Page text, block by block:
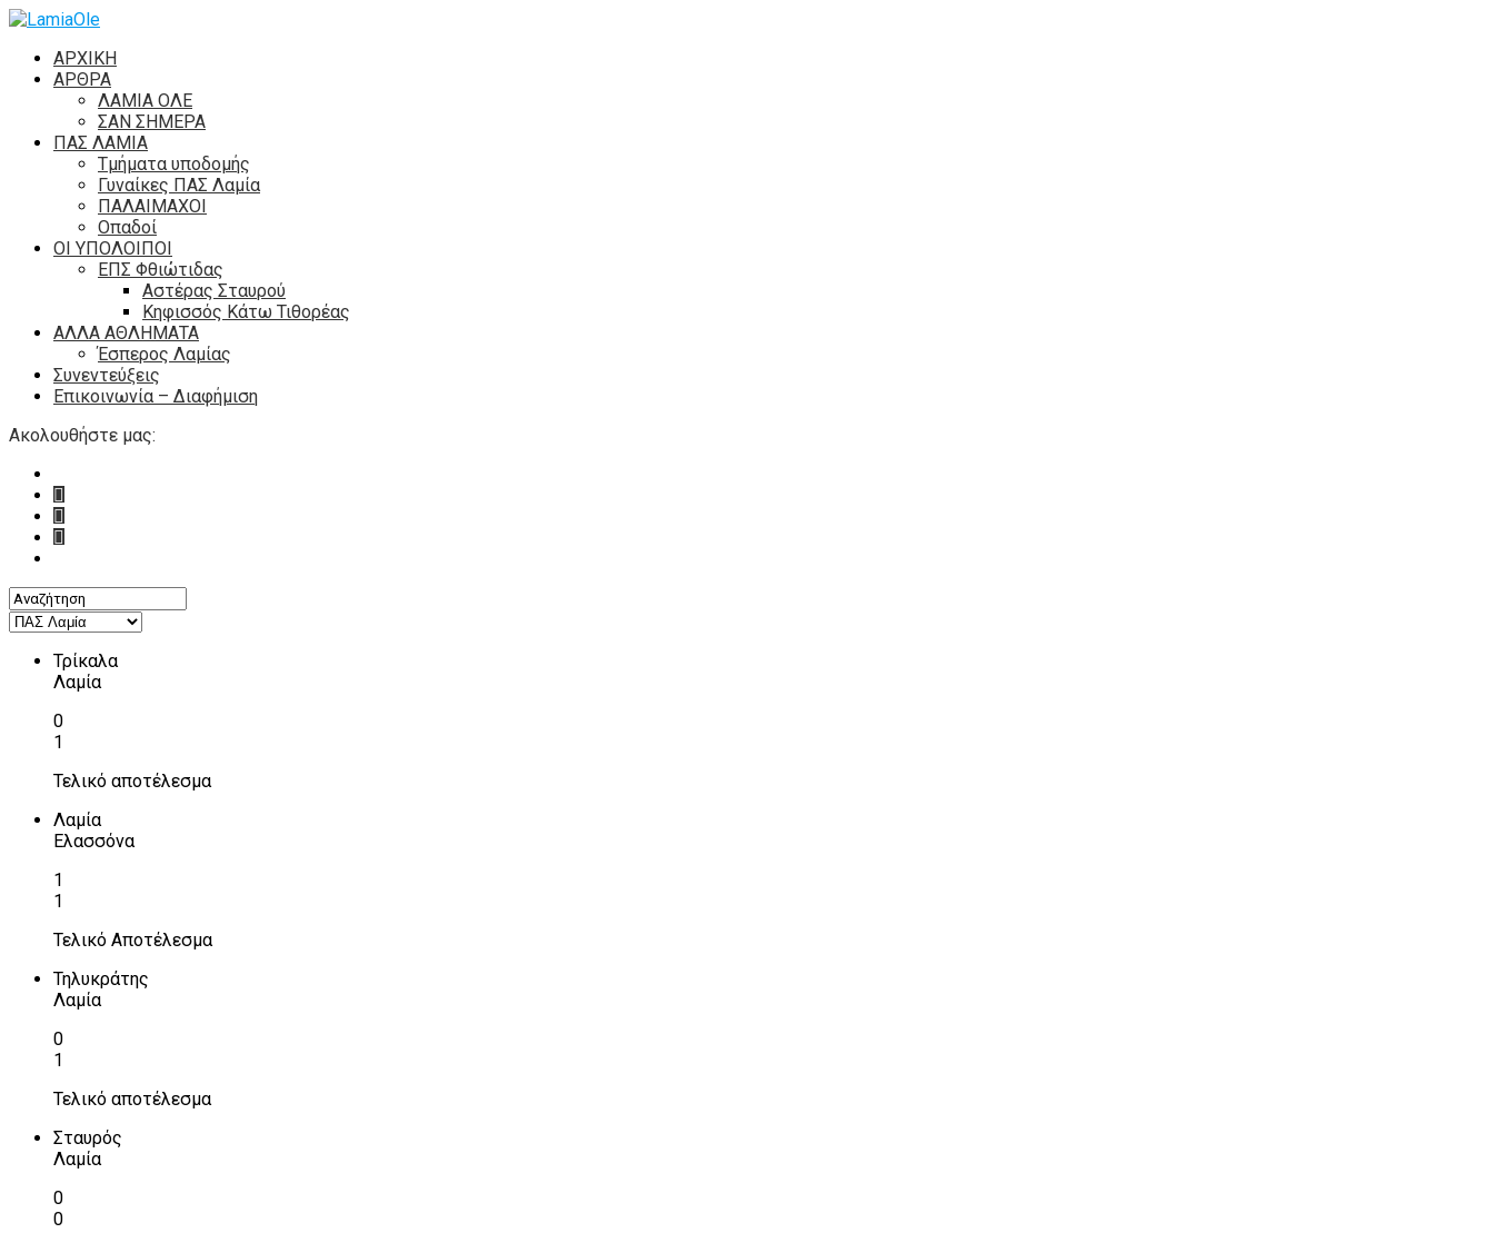
ΑΡΧΙΚΗ
ΑΡΘΡΑ
ΛΑΜΙΑ ΟΛΕ
ΣΑΝ ΣΗΜΕΡΑ
ΠΑΣ ΛΑΜΙΑ
Τμήματα υποδομής
Γυναίκες ΠΑΣ Λαμία
ΠΑΛΑΙΜΑΧΟΙ
Οπαδοί
ΟΙ ΥΠΟΛΟΙΠΟΙ
ΕΠΣ Φθιώτιδας
Αστέρας Σταυρού
Κηφισσός Κάτω Τιθορέας
ΑΛΛΑ ΑΘΛΗΜΑΤΑ
Έσπερος Λαμίας
Συνεντεύξεις
Επικοινωνία – Διαφήμιση
Ακολουθήστε μας:
Τρίκαλα
Λαμία
0
1
Τελικό αποτέλεσμα
Λαμία
Ελασσόνα
1
1
Τελικό Αποτέλεσμα
Τηλυκράτης
Λαμία
0
1
Τελικό αποτέλεσμα
Σταυρός
Λαμία
0
0